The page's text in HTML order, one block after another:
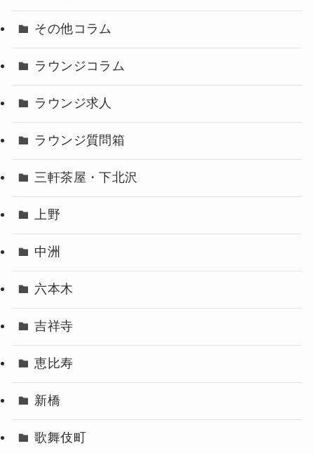
その他コラム
ラウンジコラム
ラウンジ求人
ラウンジ質問箱
三軒茶屋・下北沢
上野
中洲
六本木
吉祥寺
恵比寿
新橋
歌舞伎町